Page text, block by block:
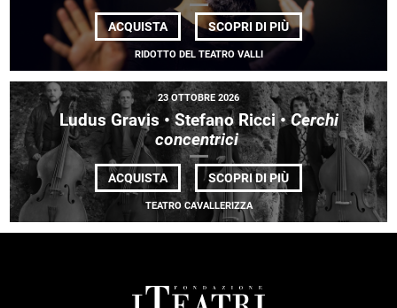
ACQUISTA SCOPRI DI PIÙDI
WORKSHOP:
RAJEH<EM>THE
GATHERING
PROJECT</EM>
RIDOTTO DEL TEATRO VALLI
23 OTTOBRE 2026
Ludus Gravis • Stefano Ricci •Cerchi
concentrici
ACQUISTA SCOPRI DI PIÙDI
LUDUS
GRAVIS •
STEFANO
RICCI
TEATRO CAVALLERIZZA